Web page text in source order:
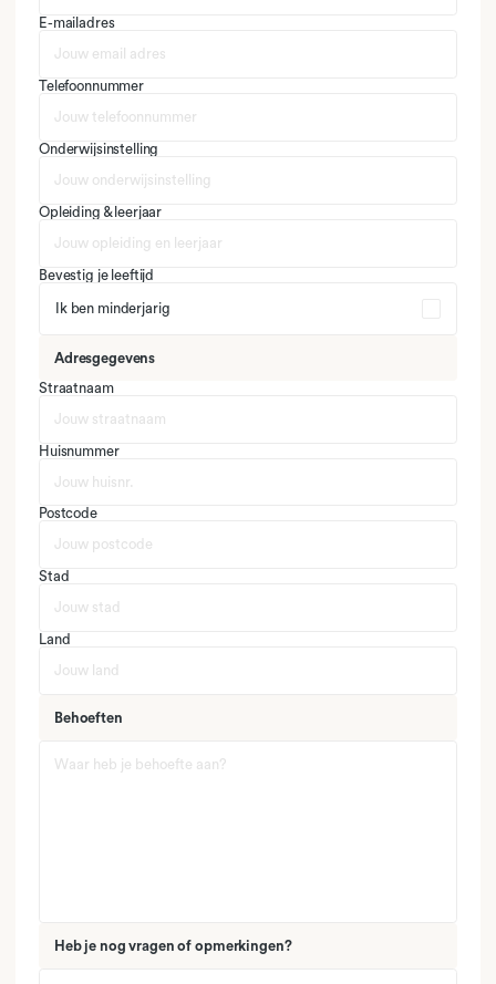
E-mailadres
Telefoonnummer
Onderwijsinstelling
Opleiding & leerjaar
Bevestig je leeftijd
Ik ben minderjarig
Adresgegevens
Straatnaam
Huisnummer
Postcode
Stad
Land
Behoeften
Heb je nog vragen of opmerkingen?